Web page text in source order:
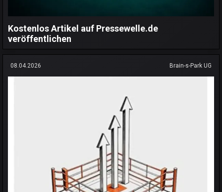
Kostenlos Artikel auf Pressewelle.de
veröffentlichen
08.04.2026 Brain-s-Park UG